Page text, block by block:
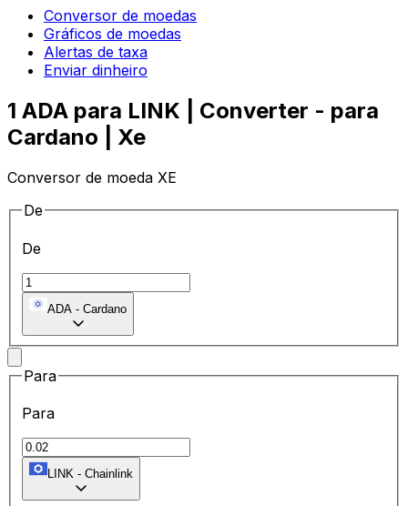
Conversor de moedas
Gráficos de moedas
Alertas de taxa
Enviar dinheiro
1 ADA para LINK | Converter - para
Cardano | Xe
Conversor de moeda XE
De
De
ADA - Cardano
Para
Para
LINK - Chainlink